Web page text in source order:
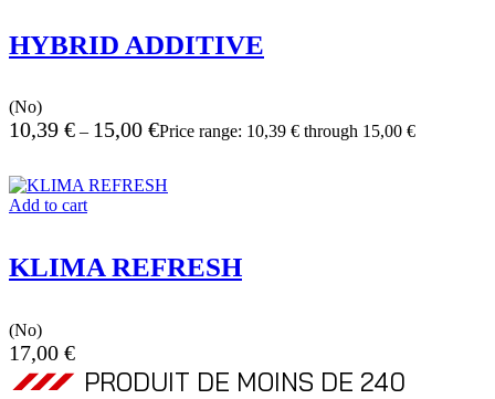
HYBRID ADDITIVE
(No)
10,39 € – 15,00 €Price range: 10,39 € through 15,00 €
Add to cart
KLIMA REFRESH
(No)
17,00 €
PRODUIT DE MOINS DE 240